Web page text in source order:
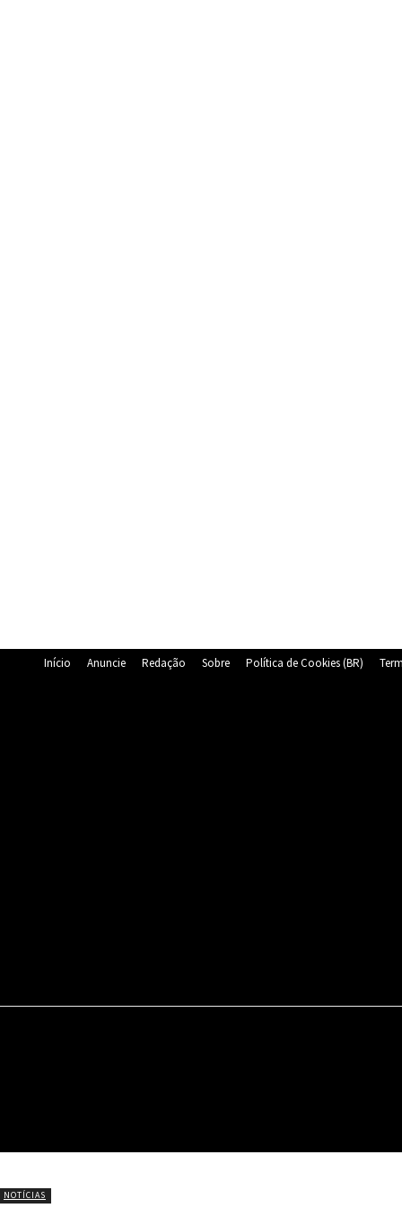
Início Anuncie Redação Sobre Política de Cookies (BR)
NOTÍCIAS